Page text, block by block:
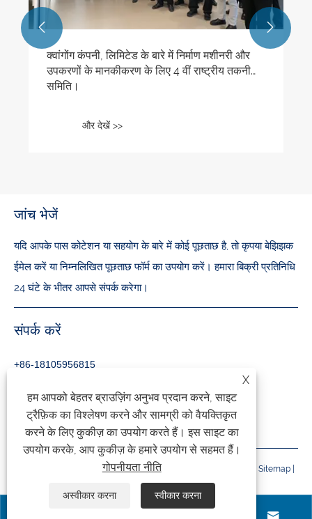
क्वांगोंग कंपनी, लिमिटेड के बारे में निर्माण मशीनरी और
उपकरणों के मानकीकरण के लिए 4 वीं राष्ट्रीय तकनीकी
समिति।
और देखें >>
 
जांच भेजें
यदि आपके पास कोटेशन या सहयोग के बारे में कोई पूछताछ है, तो कृपया बेझिझक
ईमेल करें या निम्नलिखित पूछताछ फॉर्म का उपयोग करें। हमारा बिक्री प्रतिनिधि
24 घंटे के भीतर आपसे संपर्क करेगा।
संपर्क करें
+86-18105956815
inquiry@qzmachine.com
नंबर 777, झांगबान टाउन, टीआईए, क्वानझोउ, फ़ुज़ियान, चीन
कॉपीराइट © 2024 क्वांगोंग मशीनरी कं, लिमिटेड सर्वाधिकार सुरक्षित। Sitemap|
गोपनीयता नीति
X
हम आपको बेहतर ब्राउज़िंग अनुभव प्रदान करने, साइट
ट्रैफ़िक का विश्लेषण करने और सामग्री को वैयक्तिकृत
करने के लिए कुकीज़ का उपयोग करते हैं। इस साइट का
उपयोग करके, आप कुकीज़ के हमारे उपयोग से सहमत हैं।
गोपनीयता नीति
अस्वीकार करना स्वीकार करना